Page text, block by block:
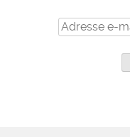
Adresse
e-